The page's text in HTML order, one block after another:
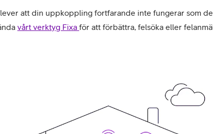
att din uppkoppling fortfarande inte fungerar som
vårt verktyg Fixa för att förbättra, felsöka eller